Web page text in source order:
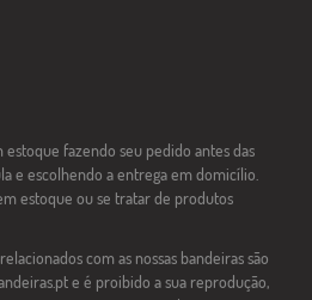
fazendo seu pedido antes das
e escolhendo a entrega em domicílio.
estoque ou se tratar de produtos
com as nossas bandeiras são
e é proibido a sua reprodução,